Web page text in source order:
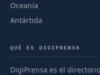
Oceanía
Antártida
QUÉ ES DIGIPRENSA
DigiPrensa es el